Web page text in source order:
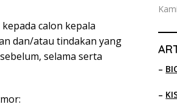
calon kepala
dan/atau tindakan yang
selama serta
–
–